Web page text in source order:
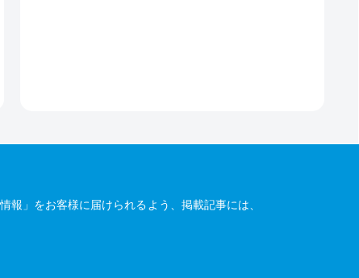
」をお客様に届けられるよう、掲載記事には、